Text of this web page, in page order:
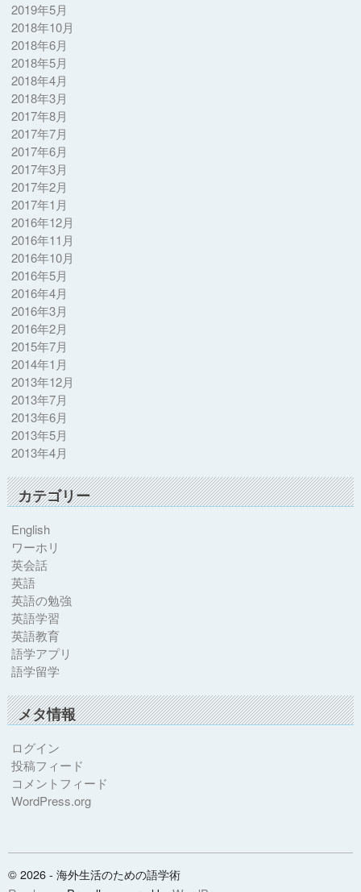
2019年5月
2018年10月
2018年6月
2018年5月
2018年4月
2018年3月
2017年8月
2017年7月
2017年6月
2017年3月
2017年2月
2017年1月
2016年12月
2016年11月
2016年10月
2016年5月
2016年4月
2016年3月
2016年2月
2015年7月
2014年1月
2013年12月
2013年7月
2013年6月
2013年5月
2013年4月
カテゴリー
English
ワーホリ
英会話
英語
英語の勉強
英語学習
英語教育
語学アプリ
語学留学
メタ情報
ログイン
投稿フィード
コメントフィード
WordPress.org
© 2026 - 海外生活のための語学術